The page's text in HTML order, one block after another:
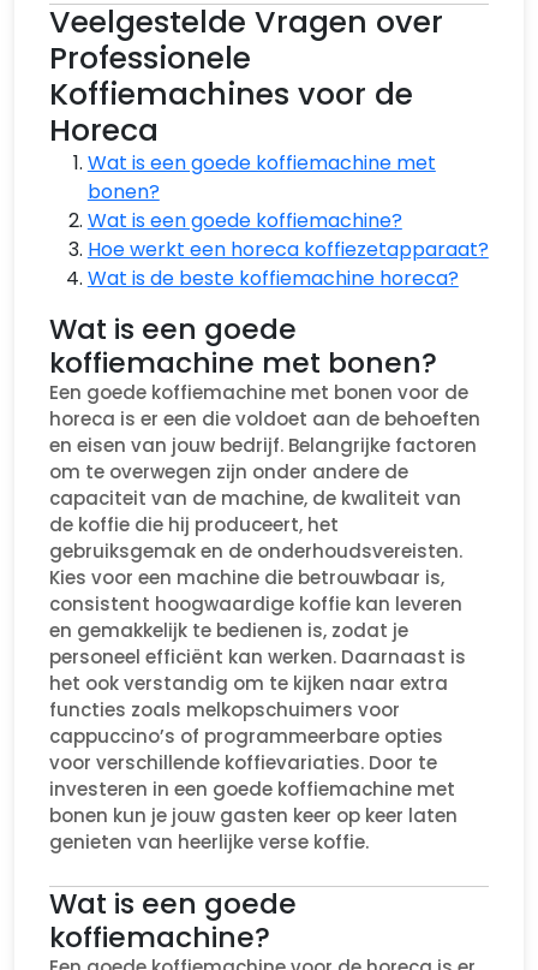
Veelgestelde Vragen over
Professionele
Koffiemachines voor de
Horeca
Wat is een goede koffiemachine met
bonen?
Wat is een goede koffiemachine?
Hoe werkt een horeca koffiezetapparaat?
Wat is de beste koffiemachine horeca?
Wat is een goede
koffiemachine met bonen?
Een goede koffiemachine met bonen voor de
horeca is er een die voldoet aan de behoeften
en eisen van jouw bedrijf. Belangrijke factoren
om te overwegen zijn onder andere de
capaciteit van de machine, de kwaliteit van
de koffie die hij produceert, het
gebruiksgemak en de onderhoudsvereisten.
Kies voor een machine die betrouwbaar is,
consistent hoogwaardige koffie kan leveren
en gemakkelijk te bedienen is, zodat je
personeel efficiënt kan werken. Daarnaast is
het ook verstandig om te kijken naar extra
functies zoals melkopschuimers voor
cappuccino’s of programmeerbare opties
voor verschillende koffievariaties. Door te
investeren in een goede koffiemachine met
bonen kun je jouw gasten keer op keer laten
genieten van heerlijke verse koffie.
Wat is een goede
koffiemachine?